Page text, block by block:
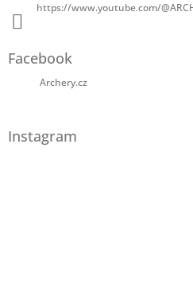
https://www.youtube.com/
Facebook
Archery.cz
Instagram